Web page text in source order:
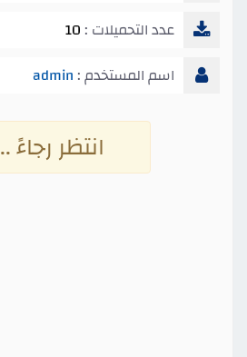
عدد التحميلات : 10
اسم المستخدم : admin
انتظر رجاءً .. 5